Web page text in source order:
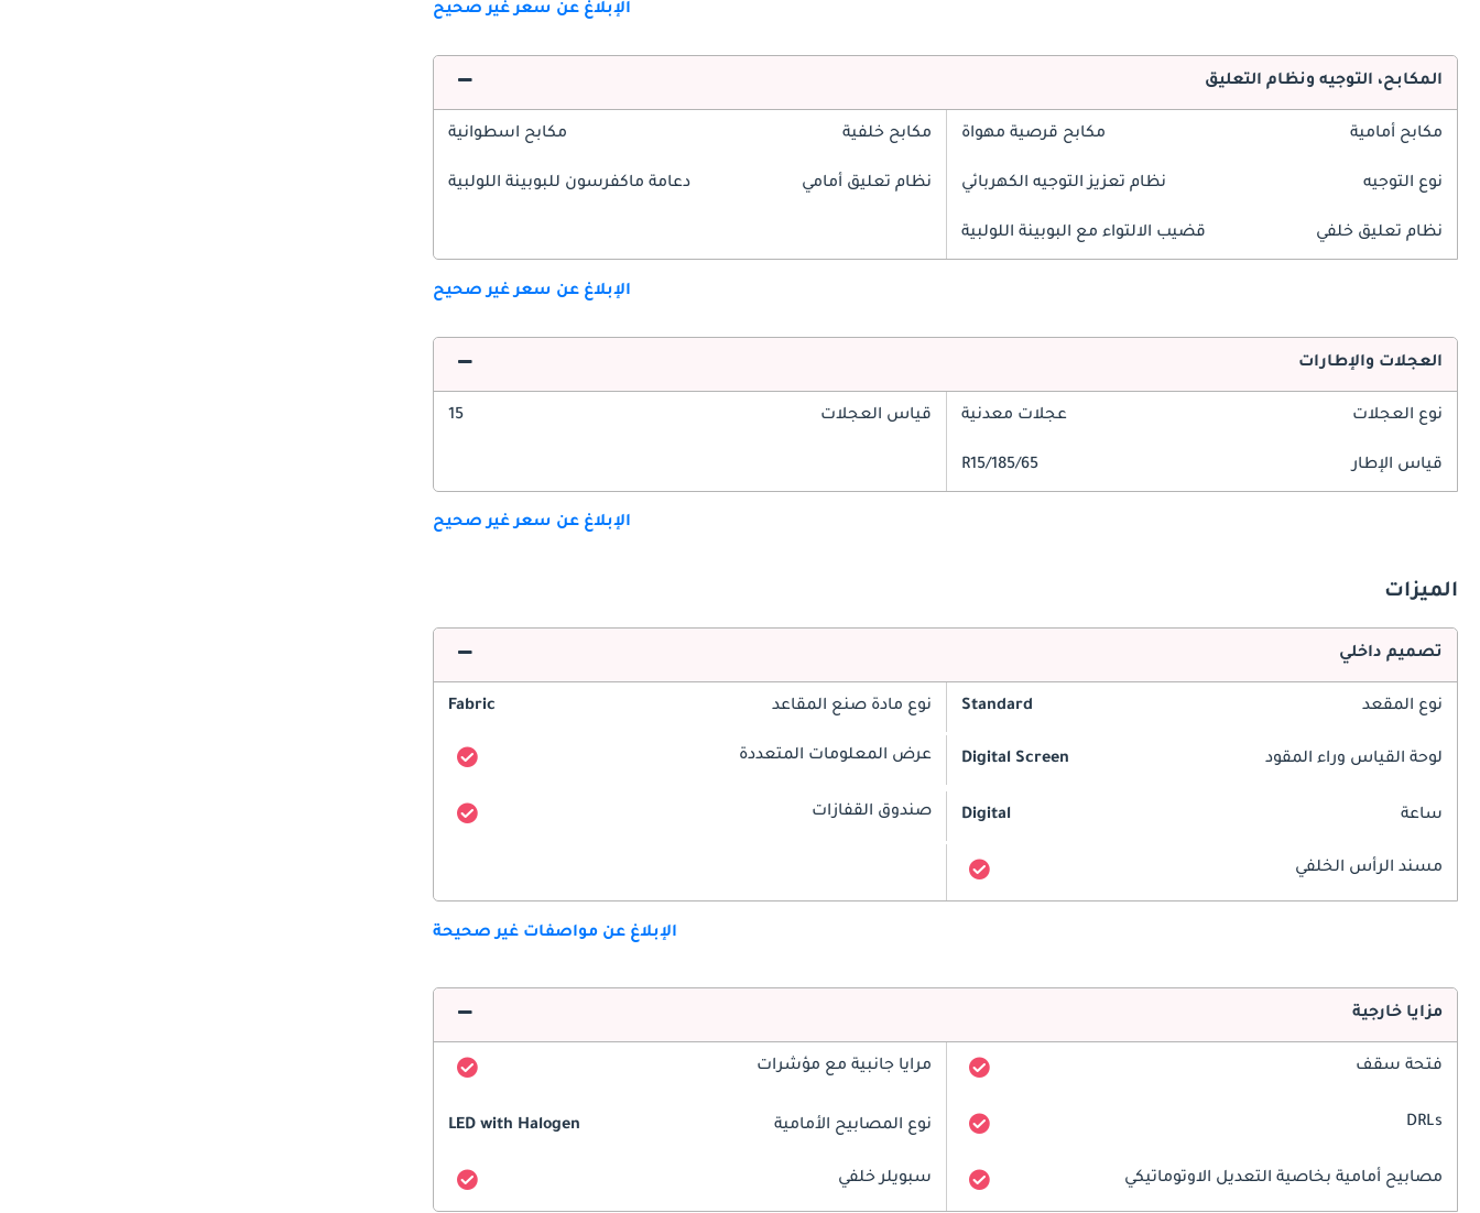
الإبلاغ عن سعر غير صحيح
المكابح، التوجيه ونظام التعليق
مكابح أمامية مكابح قرصية مهواة مكابح خلفية مكابح اسطوانية
نوع التوجيه نظام تعزيز التوجيه الكهربائي نظام تعليق أمامي دعامة ماكفرسون للبوبينة اللولبية
نظام تعليق خلفي قضيب الالتواء مع البوبينة اللولبية
الإبلاغ عن سعر غير صحيح
العجلات والإطارات
نوع العجلات عجلات معدنية قياس العجلات 15
قياس الإطار 185/65/R15
الإبلاغ عن سعر غير صحيح
الميزات
تصميم داخلي
نوع المقعد Standard نوع مادة صنع المقاعد Fabric
لوحة القياس وراء المقود Digital Screen عرض المعلومات المتعددة
ساعة Digital صندوق القفازات
مسند الرأس الخلفي
الإبلاغ عن مواصفات غير صحيحة
مزايا خارجية
فتحة سقف مرايا جانبية مع مؤشرات
DRLs نوع المصابيح الأمامية LED with Halogen
مصابيح أمامية بخاصية التعديل الاوتوماتيكي سبويلر خلفي